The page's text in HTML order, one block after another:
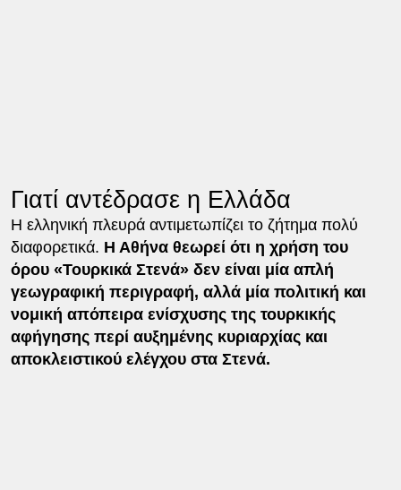
Γιατί αντέδρασε η Ελλάδα
Η ελληνική πλευρά αντιμετωπίζει το ζήτημα πολύ
διαφορετικά. Η Αθήνα θεωρεί ότι η χρήση του
όρου «Τουρκικά Στενά» δεν είναι μία απλή
γεωγραφική περιγραφή, αλλά μία πολιτική και
νομική απόπειρα ενίσχυσης της τουρκικής
αφήγησης περί αυξημένης κυριαρχίας και
αποκλειστικού ελέγχου στα Στενά.